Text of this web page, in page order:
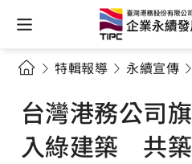
特輯報導 永續宣傳
台灣港務公司
入綠建築 共